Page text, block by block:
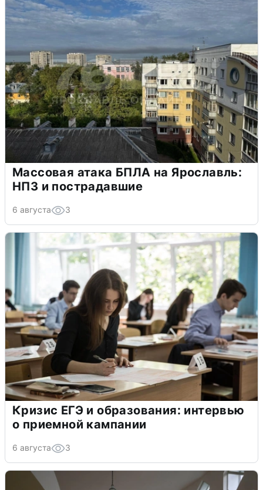
Массовая атака БПЛА на Ярославль:
НПЗ и пострадавшие
6 августа 3
Кризис ЕГЭ и образования: интервью
о приемной кампании
6 августа 3